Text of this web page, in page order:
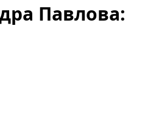
Павлова: